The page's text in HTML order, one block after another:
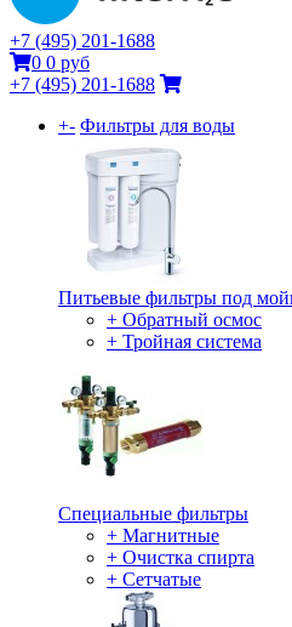
+7 (495) 201-1688
0 0 руб
+7 (495) 201-1688
+- Фильтры для воды
Питьевые фильтры под
+ Обратный осмос
+ Тройная система
Специальные фильтры
+ Магнитные
+ Очистка спирта
+ Сетчатые